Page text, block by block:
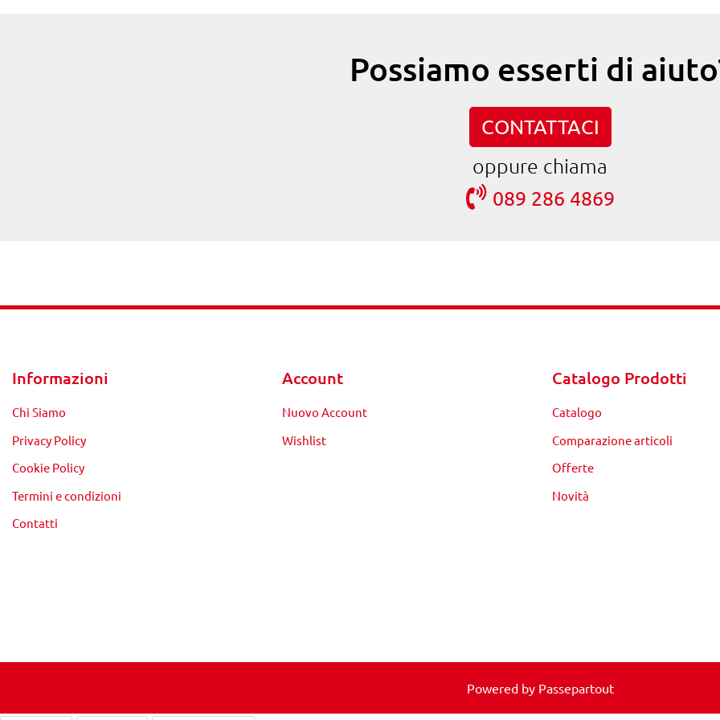
Possiamo esserti di
CONTATTACI
oppure chiama
089 286 4869
Informazioni
Chi Siamo
Privacy Policy
Cookie Policy
Termini e condizioni
Contatti
Account
Nuovo Account
Wishlist
Catalogo Prodotti
Catalogo
Comparazione articoli
Offerte
Novità
Powered by Passepartout